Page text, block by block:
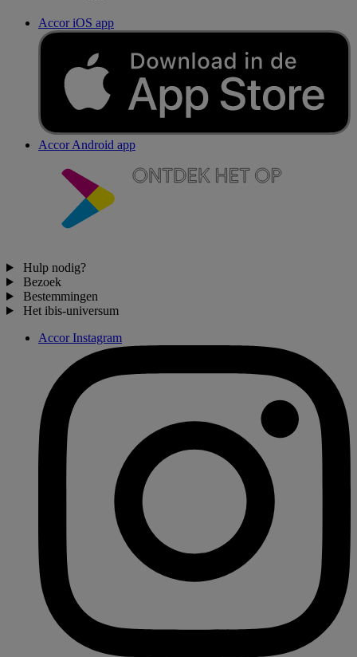
Accor iOS app
Accor Android app
Hulp nodig?
Bezoek
Bestemmingen
Het ibis-universum
Accor Instagram